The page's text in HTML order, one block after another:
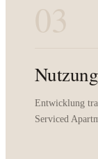
Entwicklung
Serviced